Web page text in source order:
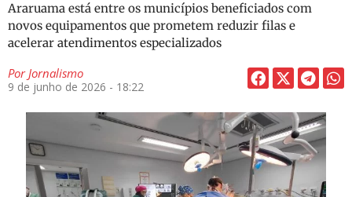
Araruama está entre os municípios beneficiados com
novos equipamentos que prometem reduzir filas e
acelerar atendimentos especializados
PorJornalismo
9 de junho de 2026 - 18:22